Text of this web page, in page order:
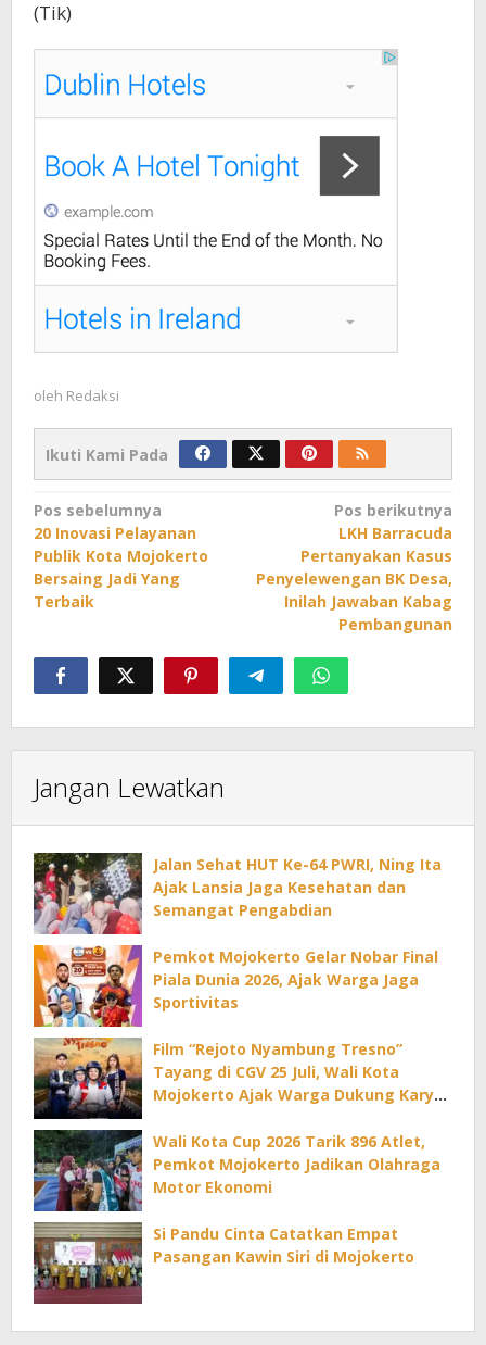
(Tik)
oleh Redaksi
Ikuti Kami Pada
Navigasi
pos
Pos sebelumnya
20 Inovasi Pelayanan
Publik Kota Mojokerto
Bersaing Jadi Yang
Terbaik
Pos berikutnya
LKH Barracuda
Pertanyakan Kasus
Penyelewengan BK Desa,
Inilah Jawaban Kabag
Pembangunan
Jangan Lewatkan
Jalan Sehat HUT Ke-64 PWRI, Ning Ita
Ajak Lansia Jaga Kesehatan dan
Semangat Pengabdian
Pemkot Mojokerto Gelar Nobar Final
Piala Dunia 2026, Ajak Warga Jaga
Sportivitas
Film “Rejoto Nyambung Tresno”
Tayang di CGV 25 Juli, Wali Kota
Mojokerto Ajak Warga Dukung Karya
Wali Kota Cup 2026 Tarik 896 Atlet,
Pemkot Mojokerto Jadikan Olahraga
Motor Ekonomi
Si Pandu Cinta Catatkan Empat
Pasangan Kawin Siri di Mojokerto